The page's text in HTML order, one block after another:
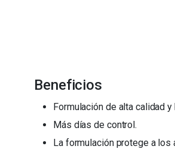
Beneficios
Formulación de alta calidad
Más días de control.
La formulación protege a